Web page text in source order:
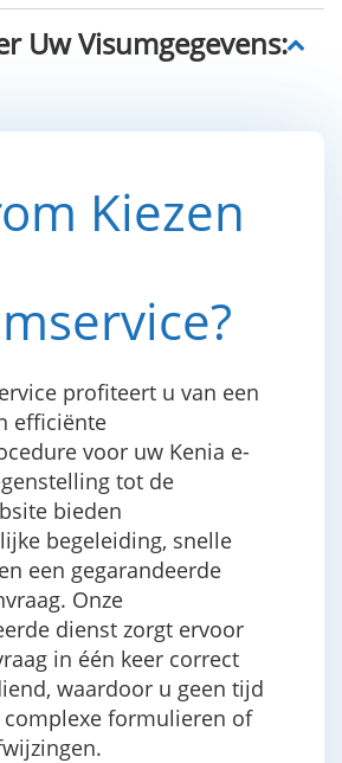
Uw Visumgegevens:
Kiezen
profiteert u van een
efficiënte
voor uw Kenia e-
tot de
bieden
begeleiding, snelle
een gegarandeerde
Onze
dienst zorgt ervoor
in één keer correct
waardoor u geen tijd
formulieren of